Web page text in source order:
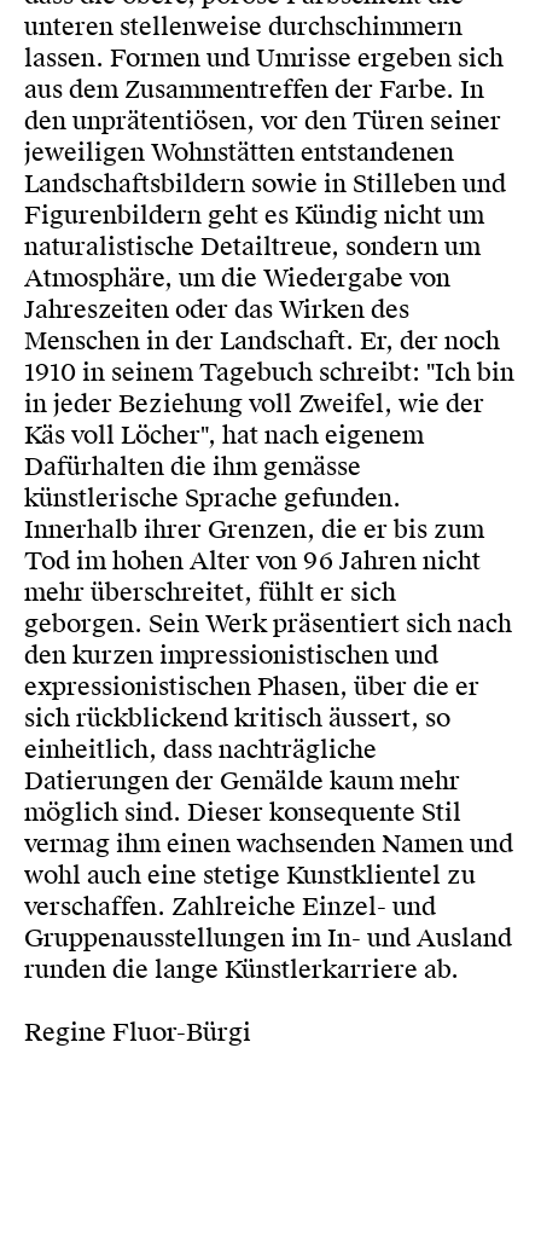
unteren stellenweise durchschimmern
lassen. Formen und Umrisse ergeben sich
aus dem Zusammentreffen der Farbe. In
den unprätentiösen, vor den Türen seiner
jeweiligen Wohnstätten entstandenen
Landschaftsbildern sowie in Stilleben und
Figurenbildern geht es Kündig nicht um
naturalistische Detailtreue, sondern um
Atmosphäre, um die Wiedergabe von
Jahreszeiten oder das Wirken des
Menschen in der Landschaft. Er, der noch
1910 in seinem Tagebuch schreibt: "Ich bin
in jeder Beziehung voll Zweifel, wie der
Käs voll Löcher", hat nach eigenem
Dafürhalten die ihm gemässe
künstlerische Sprache gefunden.
Innerhalb ihrer Grenzen, die er bis zum
Tod im hohen Alter von 96 Jahren nicht
mehr überschreitet, fühlt er sich
geborgen. Sein Werk präsentiert sich nach
den kurzen impressionistischen und
expressionistischen Phasen, über die er
sich rückblickend kritisch äussert, so
einheitlich, dass nachträgliche
Datierungen der Gemälde kaum mehr
möglich sind. Dieser konsequente Stil
vermag ihm einen wachsenden Namen und
wohl auch eine stetige Kunstklientel zu
verschaffen. Zahlreiche Einzel- und
Gruppenausstellungen im In- und Ausland
runden die lange Künstlerkarriere ab.
Regine Fluor-Bürgi